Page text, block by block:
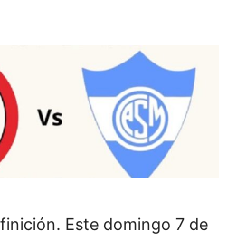
Este domingo 7 de